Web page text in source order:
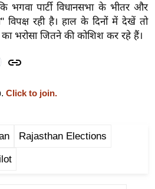
भगवा पार्टी विधानसभा के भीतर और
विपक्ष रही है। हाल के दिनों में देखें तो
भरोसा जितने की कोशिश कर रहे हैं।
Click to join.
Rajasthan Elections